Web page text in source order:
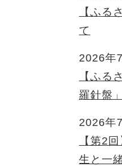
【ふる
て
2026年
【ふる
羅針盤
2026年
【第2
生と一